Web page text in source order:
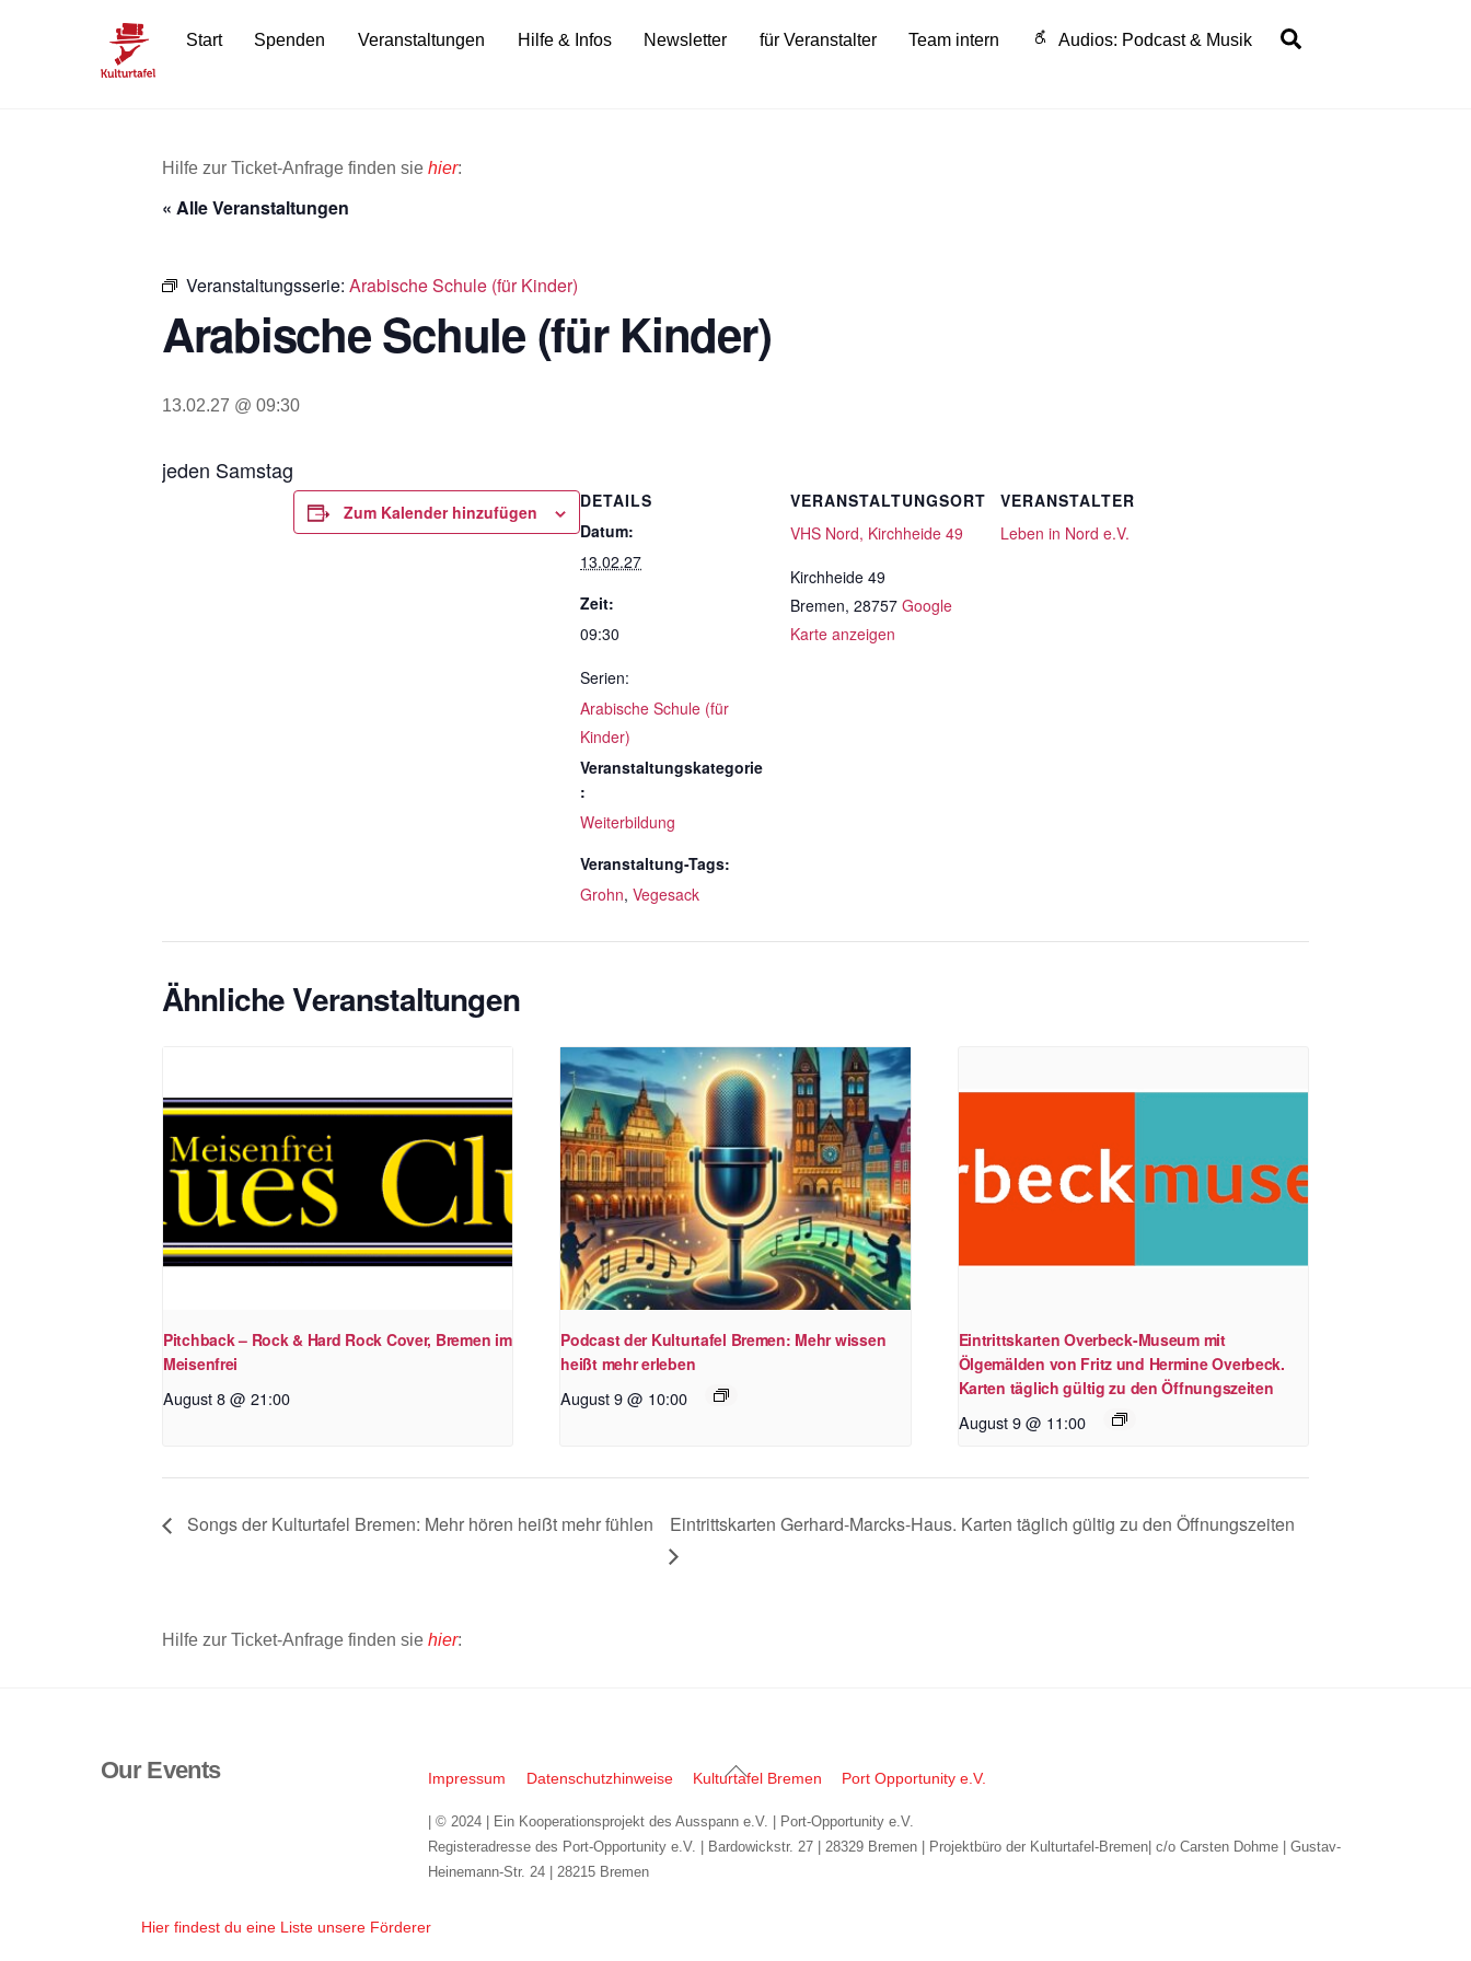
Start Spenden Veranstaltungen Hilfe & Infos Newsletter für Veranstalter Team intern Audios: Podcast & Musik
Hilfe zur Ticket-Anfrage finden sie hier:
« Alle Veranstaltungen
Veranstaltungsserie: Arabische Schule (für Kinder)
Arabische Schule (für Kinder)
13.02.27 @ 09:30
jeden Samstag
Zum Kalender hinzufügen
DETAILS
Datum:
13.02.27
Zeit:
09:30
Serien:
Arabische Schule (für
Kinder)
Veranstaltungskategorie
:
Weiterbildung
Veranstaltung-Tags:
Grohn, Vegesack
VERANSTALTUNGSORT
VHS Nord, Kirchheide 49
Kirchheide 49
Bremen, 28757 Google
Karte anzeigen
VERANSTALTER
Leben in Nord e.V.
Ähnliche Veranstaltungen
Pitchback – Rock & Hard Rock Cover, Bremen im
Meisenfrei
August 8 @ 21:00
Podcast der Kulturtafel Bremen: Mehr wissen
heißt mehr erleben
August 9 @ 10:00
Eintrittskarten Overbeck-Museum mit
Ölgemälden von Fritz und Hermine Overbeck.
Karten täglich gültig zu den Öffnungszeiten
August 9 @ 11:00
Songs der Kulturtafel Bremen: Mehr hören heißt mehr fühlen Eintrittskarten Gerhard-Marcks-Haus. Karten täglich gültig zu den Öffnungszeiten
Hilfe zur Ticket-Anfrage finden sie hier:
Back
Top
Our Events Impressum Datenschutzhinweise Kulturtafel Bremen Port Opportunity e.V.
| © 2024 | Ein Kooperationsprojekt des Ausspann e.V. | Port-Opportunity e.V.
Registeradresse des Port-Opportunity e.V. | Bardowickstr. 27 | 28329 Bremen | Projektbüro der Kulturtafel-Bremen| c/o Carsten Dohme | Gustav-
Heinemann-Str. 24 | 28215 Bremen
Hier findest du eine Liste unsere Förderer